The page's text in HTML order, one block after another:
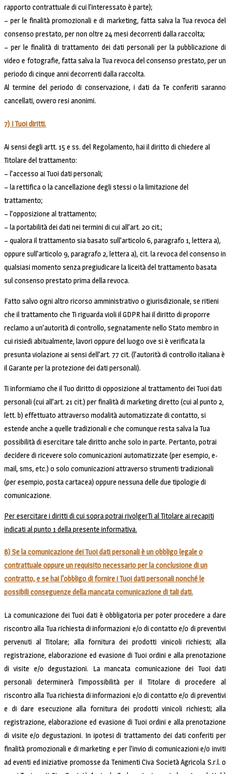
rapporto contrattuale di cui l’interessato è parte);
– per le finalità promozionali e di marketing, fatta salva la Tua revoca del
consenso prestato, per non oltre 24 mesi decorrenti dalla raccolta;
– per le finalità di trattamento dei dati personali per la pubblicazione di
video e fotografie, fatta salva la Tua revoca del consenso prestato, per un
periodo di cinque anni decorrenti dalla raccolta.
Al termine del periodo di conservazione, i dati da Te conferiti saranno
cancellati, ovvero resi anonimi.
7) I Tuoi diritti.
Ai sensi degli artt. 15 e ss. del Regolamento, hai il diritto di chiedere al
Titolare del trattamento:
– l’accesso ai Tuoi dati personali;
– la rettifica o la cancellazione degli stessi o la limitazione del
trattamento;
– l’opposizione al trattamento;
– la portabilità dei dati nei termini di cui all’art. 20 cit.;
– qualora il trattamento sia basato sull’articolo 6, paragrafo 1, lettera a),
oppure sull’articolo 9, paragrafo 2, lettera a), cit. la revoca del consenso in
qualsiasi momento senza pregiudicare la liceità del trattamento basata
sul consenso prestato prima della revoca.
Fatto salvo ogni altro ricorso amministrativo o giurisdizionale, se ritieni
che il trattamento che Ti riguarda violi il GDPR hai il diritto di proporre
reclamo a un’autorità di controllo, segnatamente nello Stato membro in
cui risiedi abitualmente, lavori oppure del luogo ove si è verificata la
presunta violazione ai sensi dell’art. 77 cit. (l’autorità di controllo italiana è
il Garante per la protezione dei dati personali).
Ti informiamo che il Tuo diritto di opposizione al trattamento dei Tuoi dati
personali (cui all’art. 21 cit.) per finalità di marketing diretto (cui al punto 2,
lett. b) effettuato attraverso modalità automatizzate di contatto, si
estende anche a quelle tradizionali e che comunque resta salva la Tua
possibilità di esercitare tale diritto anche solo in parte. Pertanto, potrai
decidere di ricevere solo comunicazioni automatizzate (per esempio, e-
mail, sms, etc.) o solo comunicazioni attraverso strumenti tradizionali
(per esempio, posta cartacea) oppure nessuna delle due tipologie di
comunicazione.
Per esercitare i diritti di cui sopra potrai rivolgerTi al Titolare ai recapiti
indicati al punto 1 della presente informativa.
8) Se la comunicazione dei Tuoi dati personali è un obbligo legale o
contrattuale oppure un requisito necessario per la conclusione di un
contratto, e se hai l'obbligo di fornire i Tuoi dati personali nonché le
possibili conseguenze della mancata comunicazione di tali dati.
La comunicazione dei Tuoi dati è obbligatoria per poter procedere a dare
riscontro alla Tua richiesta di informazioni e/o di contatto e/o di preventivi
pervenuti al Titolare; alla fornitura dei prodotti vinicoli richiesti; alla
registrazione, elaborazione ed evasione di Tuoi ordini e alla prenotazione
di visite e/o degustazioni. La mancata comunicazione dei Tuoi dati
personali determinerà l’impossibilità per il Titolare di procedere al
riscontro alla Tua richiesta di informazioni e/o di contatto e/o di preventivi
e di dare esecuzione alla fornitura dei prodotti vinicoli richiesti; alla
registrazione, elaborazione ed evasione di Tuoi ordini e alla prenotazione
di visite e/o degustazioni. In ipotesi di trattamento dei dati conferiti per
finalità promozionali e di marketing e per l’invio di comunicazioni e/o inviti
ad eventi ed iniziative promosse da Tenimenti Civa Società Agricola S.r.l. o